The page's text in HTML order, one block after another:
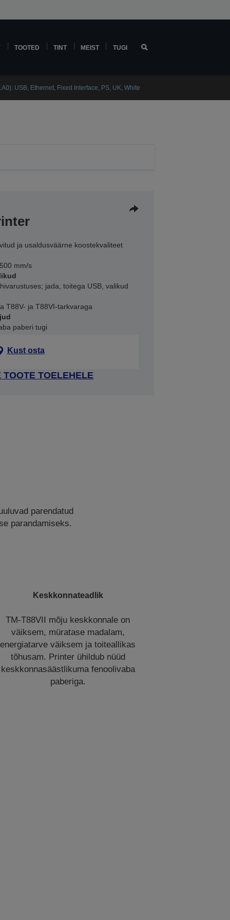
TOOTED TINT MEIST TUGI
USB, Ethernet, Fixed Interface, PS, UK, White
ja usaldusväärne koostekvaliteet
mm/s
jada, toitega USB, valikud
T88V- ja T88VI-tarkvaraga
paberi tugi
Kust osta
TOOTE TOELEHELE
parendatud
parandamiseks.
Keskkonnateadlik
TM-T88VII mõju keskkonnale on
väiksem, müratase madalam,
energiatarve väiksem ja toiteallikas
tõhusam. Printer ühildub nüüd
keskkonnasäästlikuma fenoolivaba
paberiga.